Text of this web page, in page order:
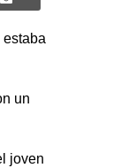
un
joven